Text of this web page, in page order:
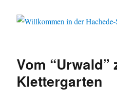
Vom “Urwald”
Klettergarten